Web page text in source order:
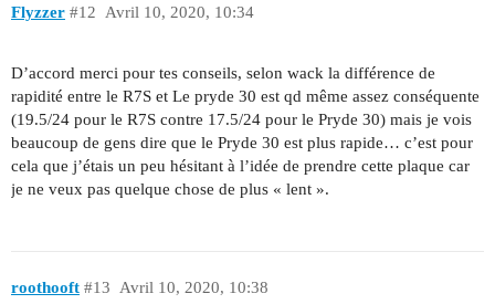
Flyzzer Avril 10, 2020, 10:34
#12
D’accord merci pour tes conseils, selon wack la différence de
rapidité entre le R7S et Le pryde 30 est qd même assez conséquente
(19.5/24 pour le R7S contre 17.5/24 pour le Pryde 30) mais je vois
beaucoup de gens dire que le Pryde 30 est plus rapide… c’est pour
cela que j’étais un peu hésitant à l’idée de prendre cette plaque car
je ne veux pas quelque chose de plus « lent ».
roothooft Avril 10, 2020, 10:38
#13